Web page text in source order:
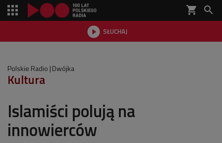
shopping_cart 
 SŁUCHAJ

Polskie Radio Dwójka
Kultura
Islamiści polują na
innowierców